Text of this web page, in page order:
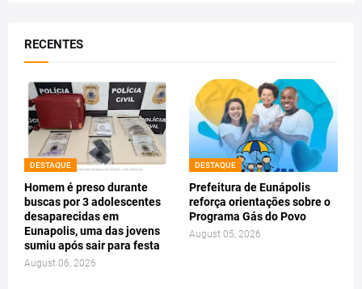
RECENTES
DESTAQUE
Homem é preso durante
buscas por 3 adolescentes
desaparecidas em
Eunapolis, uma das jovens
sumiu após sair para festa
August 06, 2026
DESTAQUE
Prefeitura de Eunápolis
reforça orientações sobre o
Programa Gás do Povo
August 05, 2026